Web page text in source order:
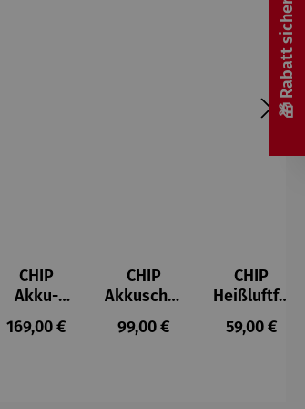
CHIP
Akku-
Staubsau
ger DS02
Regulärer Preis:
169,00 €
CHIP
Akkuschra
uber
Regulärer Preis:
99,00 €
CHIP
Heißluftfri
tteuse
Regulärer
59,00 €
🎁 Rabatt sichern! 🎁